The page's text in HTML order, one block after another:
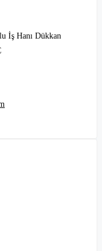
İş Hanı Dükkan